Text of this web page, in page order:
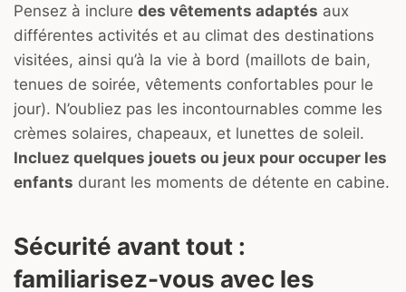
Pensez à inclure des vêtements adaptés aux
différentes activités et au climat des destinations
visitées, ainsi qu’à la vie à bord (maillots de bain,
tenues de soirée, vêtements confortables pour le
jour). N’oubliez pas les incontournables comme les
crèmes solaires, chapeaux, et lunettes de soleil.
Incluez quelques jouets ou jeux pour occuper les
enfants durant les moments de détente en cabine.
Sécurité avant tout :
familiarisez-vous avec les